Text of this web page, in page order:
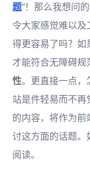
题”！那么我想问
令大家感觉难以
得更容易了吗？
才能符合无障碍
性。更直接一点，
站是件轻易而不
的内容，将作为
讨这方面的话题
阅读。